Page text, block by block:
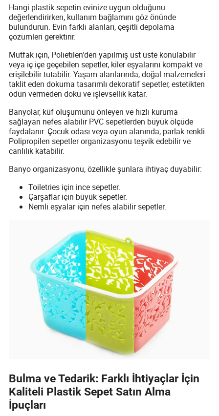
Hangi plastik sepetin evinize uygun olduğunu
değerlendirirken, kullanım bağlamını göz önünde
bulundurun. Evin farklı alanları, çeşitli depolama
çözümleri gerektirir.
Mutfak için, Polietilen'den yapılmış üst üste konulabilir
veya iç içe geçebilen sepetler, kiler eşyalarını kompakt ve
erişilebilir tutabilir. Yaşam alanlarında, doğal malzemeleri
taklit eden dokuma tasarımlı dekoratif sepetler, estetikten
ödün vermeden doku ve işlevsellik katar.
Banyolar, küf oluşumunu önleyen ve hızlı kuruma
sağlayan nefes alabilir PVC sepetlerden büyük ölçüde
faydalanır. Çocuk odası veya oyun alanında, parlak renkli
Polipropilen sepetler organizasyonu teşvik edebilir ve
canlılık katabilir.
Banyo organizasyonu, özellikle şunlara ihtiyaç duyabilir:
Toiletries için ince sepetler.
Çarşaflar için büyük sepetler.
Nemli eşyalar için nefes alabilir sepetler.
Bulma ve Tedarik: Farklı İhtiyaçlar İçin
Kaliteli Plastik Sepet Satın Alma
İpuçları